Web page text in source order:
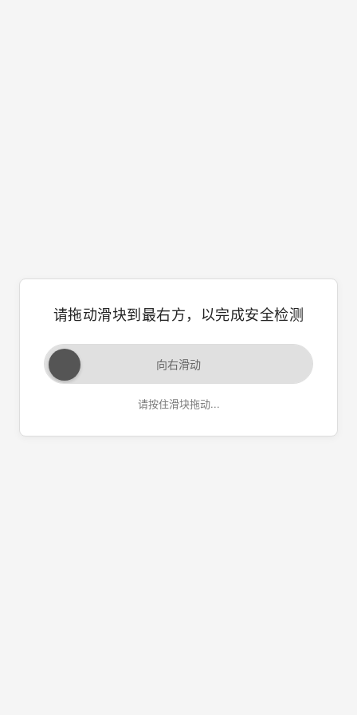
请拖动滑块到最右方，以完成安全检测
向右滑动
请按住滑块拖动...